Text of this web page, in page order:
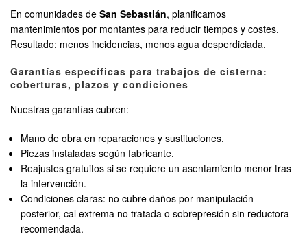
En comunidades de San Sebastián, planificamos
mantenimientos por montantes para reducir tiempos y costes.
Resultado: menos incidencias, menos agua desperdiciada.
Garantías específicas para trabajos de cisterna:
coberturas, plazos y condiciones
Nuestras garantías cubren:
Mano de obra en reparaciones y sustituciones.
Piezas instaladas según fabricante.
Reajustes gratuitos si se requiere un asentamiento menor tras
la intervención.
Condiciones claras: no cubre daños por manipulación
posterior, cal extrema no tratada o sobrepresión sin reductora
recomendada.